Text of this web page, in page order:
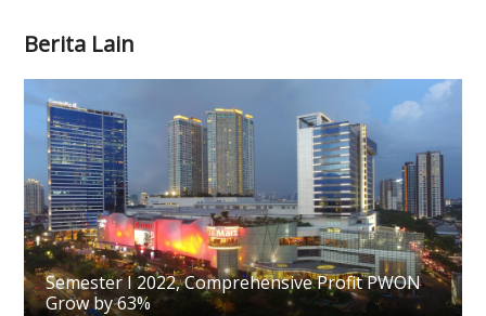
Berita Lain
Semester I 2022, Comprehensive Profit PWON
Grow by 63%